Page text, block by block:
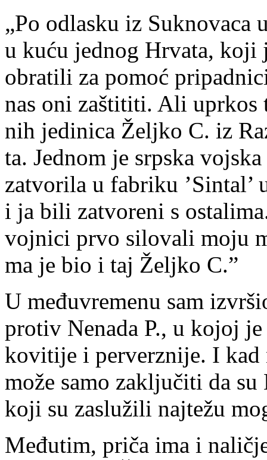
„Po od­la­sku iz Suk­no­va­ca
u ku­ću jed­nog Hr­va­ta, ko­ji
obra­ti­li za po­moć
nas oni za­šti­ti­ti. Ali
nih je­di­ni­ca Želj­ko C. iz
ta. Jed­nom je srp­ska
za­tvo­ri­la u fa­bri­ku ’Sin­tal’
i ja bi­li za­tvo­re­ni s
voj­ni­ci pr­vo si­lo­va­li mo­ju
ma je bio i taj Želj­ko C.”
U me­đu­vre­me­nu sam
pro­tiv Ne­na­da P., u ko­joj
ko­vi­ti­je i per­verz­ni­je. I kad
mo­že sa­mo za­klju­či­ti da
ko­ji su za­slu­ži­li naj­te­žu
Me­đu­tim, pri­ča ima i